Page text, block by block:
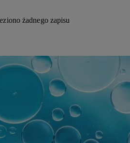
żadnego zapisu